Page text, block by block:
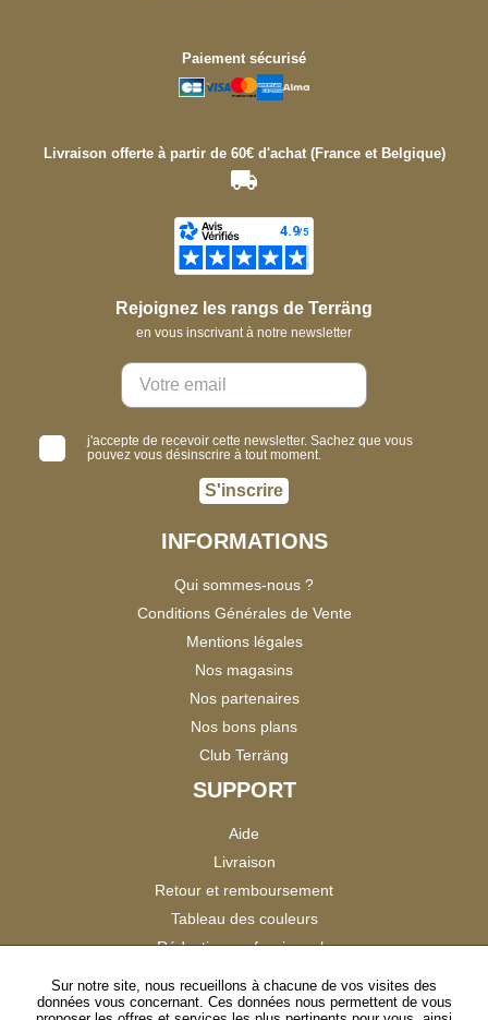
Paiement sécurisé
Livraison offerte à partir de 60€ d'achat (France et Belgique)
Rejoignez les rangs de Terräng
en vous inscrivant à notre newsletter
j'accepte de recevoir cette newsletter. Sachez que vous
pouvez vous désinscrire à tout moment.
S'inscrire
INFORMATIONS
Qui sommes-nous ?
Conditions Générales de Vente
Mentions légales
Nos magasins
Nos partenaires
Nos bons plans
Club Terräng
SUPPORT
Aide
Livraison
Retour et remboursement
Tableau des couleurs
Réduction professionnels
Satisfaction Clients
Sur notre site, nous recueillons à chacune de vos visites des
données vous concernant. Ces données nous permettent de vous